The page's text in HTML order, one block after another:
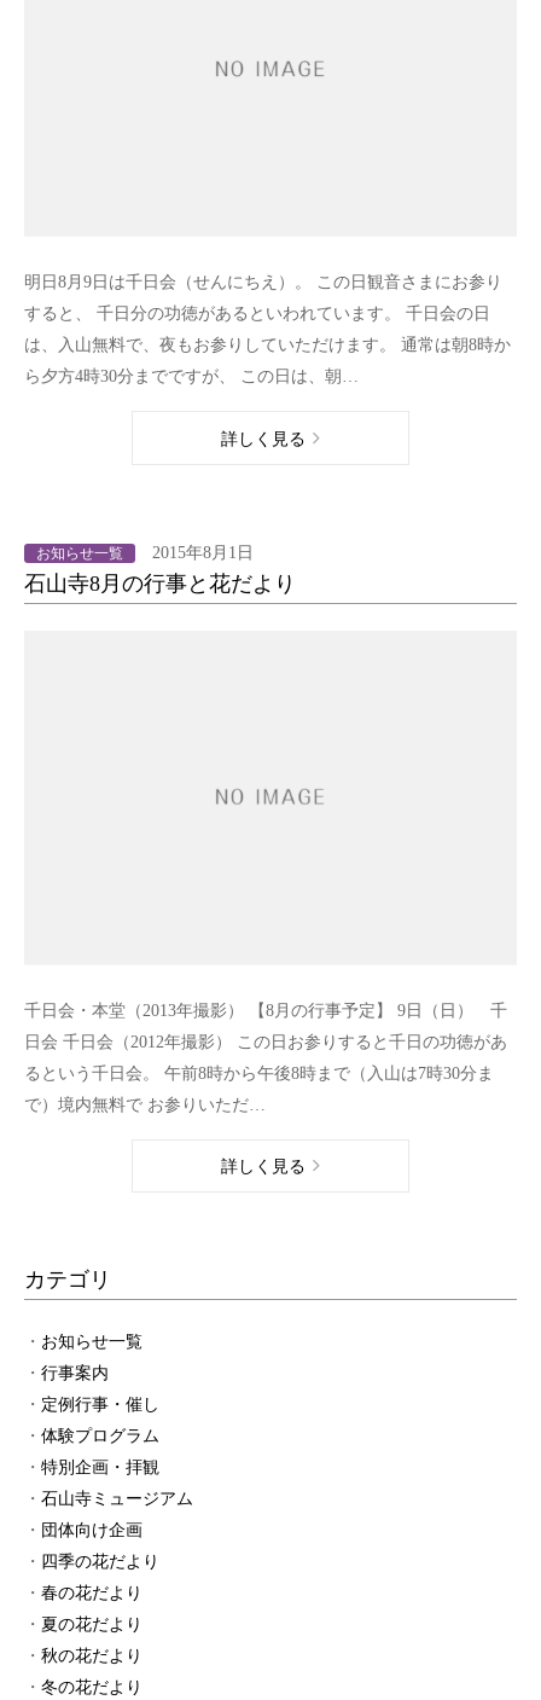
明日8月9日は千日会（せんにちえ）。 この日観音さまにお参り
すると、 千日分の功徳があるといわれています。 千日会の日
は、入山無料で、夜もお参りしていただけます。 通常は朝8時か
ら夕方4時30分までですが、 この日は、朝…
詳しく見る
お知らせ一覧 2015年8月1日
石山寺8月の行事と花だより
千日会・本堂（2013年撮影） 【8月の行事予定】 9日（日） 千
日会 千日会（2012年撮影） この日お参りすると千日の功徳があ
るという千日会。 午前8時から午後8時まで（入山は7時30分ま
で）境内無料で お参りいただ…
詳しく見る
カテゴリ
お知らせ一覧
行事案内
定例行事・催し
体験プログラム
特別企画・拝観
石山寺ミュージアム
団体向け企画
四季の花だより
春の花だより
夏の花だより
秋の花だより
冬の花だより